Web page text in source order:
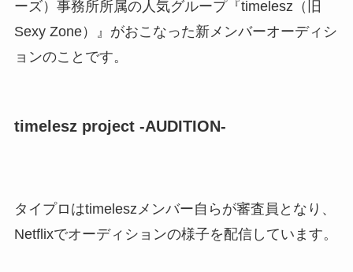
ーズ）事務所所属の人気グループ『timelesz（旧
Sexy Zone）』がおこなった新メンバーオーディシ
ョンのことです。
timelesz project -AUDITION-
タイプロはtimeleszメンバー自らが審査員となり、
Netflixでオーディションの様子を配信しています。